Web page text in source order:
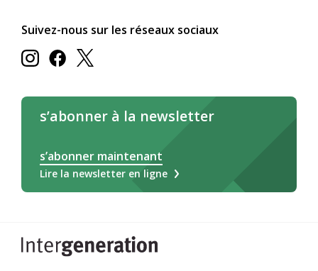
Suivez-nous sur les réseaux sociaux
s’abonner à la newsletter
s’abonner maintenant
Lire la newsletter en ligne